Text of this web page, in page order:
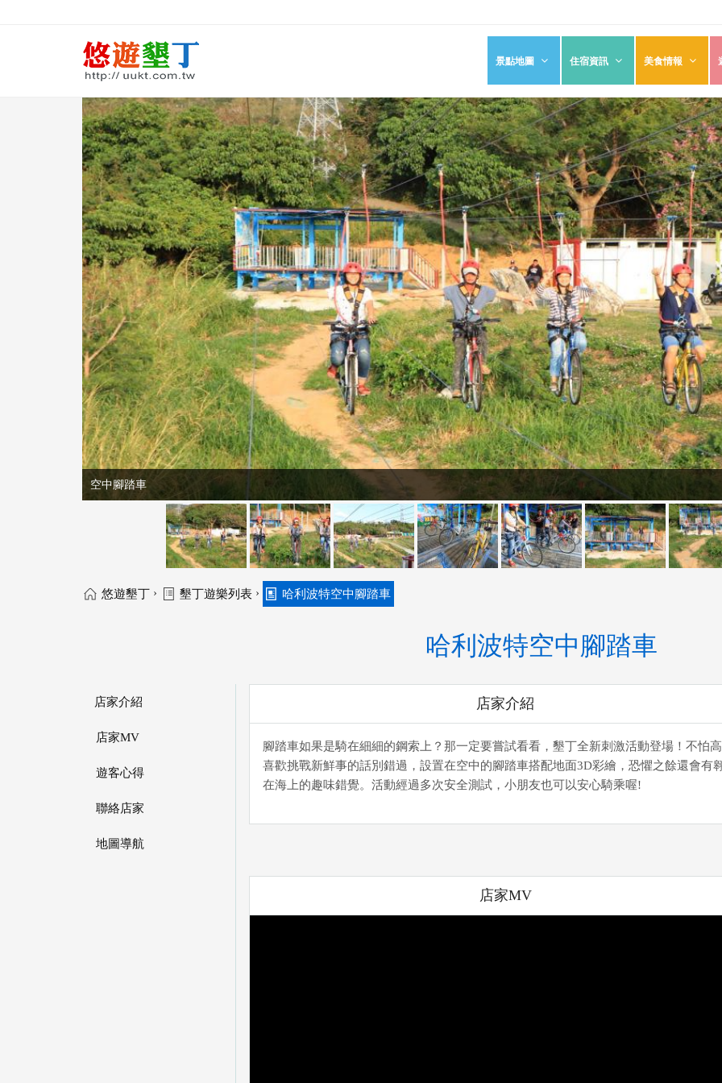
景點地圖 住宿資訊 美食情報
空中腳踏車
悠遊墾丁 › 墾丁遊樂列表 › 哈利波特空中腳踏車
哈利波特空中腳踏車
店家介紹
店家MV
遊客心得
聯絡店家
地圖導航
店家介紹
腳踏車如果是騎在細細的鋼索上？那一定要嘗試看看，墾丁全新刺激活動登場！不怕
喜歡挑戰新鮮事的話別錯過，設置在空中的腳踏車搭配地面3D彩繪，恐懼之餘還會有
在海上的趣味錯覺。活動經過多次安全測試，小朋友也可以安心騎乘喔!
店家MV